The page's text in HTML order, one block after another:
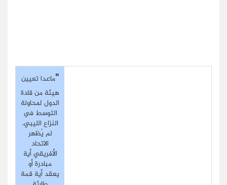
"ماعدا تعيين
هيئة من قادة
الدول لمحاولة
التوسط في
النزاع الليبي،
لم يُظهر
الاتحاد
الأفريقي أية
مبادرة أو
يعقد أية قمة